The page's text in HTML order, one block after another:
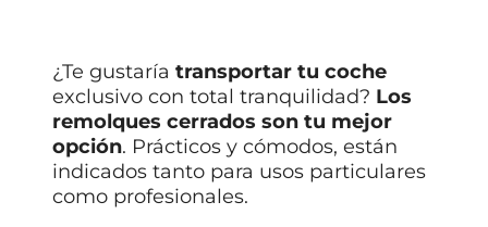
¿Te gustaría transportar tu coche
exclusivo con total tranquilidad? Los
remolques cerrados son tu mejor
opción. Prácticos y cómodos, están
indicados tanto para usos particulares
como profesionales.